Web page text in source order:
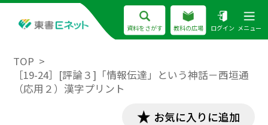
資料をさがす 教科の広場 ログイン メニュー
TOP
［19-24］[評論３]「情報伝達」という神話－西垣通
（応用２）漢字プリント
お気に入りに追加